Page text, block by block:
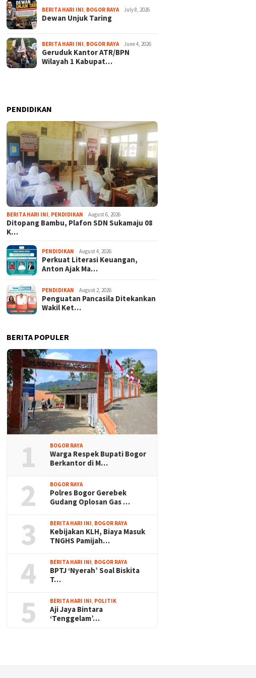
Ekspedisi Bogor Biru di
Pangradin Bangun Kesadaran
Masyarakat Sungai Bebas
Sampah
Jelang Mukab IX KADIN
Kabupaten Bogor, PHRI Bulat
Dukung Ridwan Rusliadi
BERITA HARI INI BOGOR RAYA July 8, 2026
Dewan Unjuk Taring
BERITA HARI INI BOGOR RAYA June 4, 2026
Geruduk Kantor ATR/BPN
Wilayah 1 Kabupat…
PENDIDIKAN
BERITA HARI INI PENDIDIKAN August 6, 2026
Ditopang Bambu, Plafon SDN Sukamaju 08
K…
PENDIDIKAN August 4, 2026
Perkuat Literasi Keuangan,
Anton Ajak Ma…
PENDIDIKAN August 2, 2026
Penguatan Pancasila Ditekankan
Wakil Ket…
BERITA POPULER
1 BOGOR RAYA
Warga Respek Bupati Bogor
Berkantor di M…
2 BOGOR RAYA
Polres Bogor Gerebek
Gudang Oplosan Gas …
3 BERITA HARI INI, BOGOR RAYA
Kebijakan KLH, Biaya Masuk
TNGHS Pamijah…
4 BERITA HARI INI, BOGOR RAYA
BPTJ ‘Nyerah’ Soal Biskita
T…
5 BERITA HARI INI, POLITIK
Aji Jaya Bintara
‘Tenggelam’…